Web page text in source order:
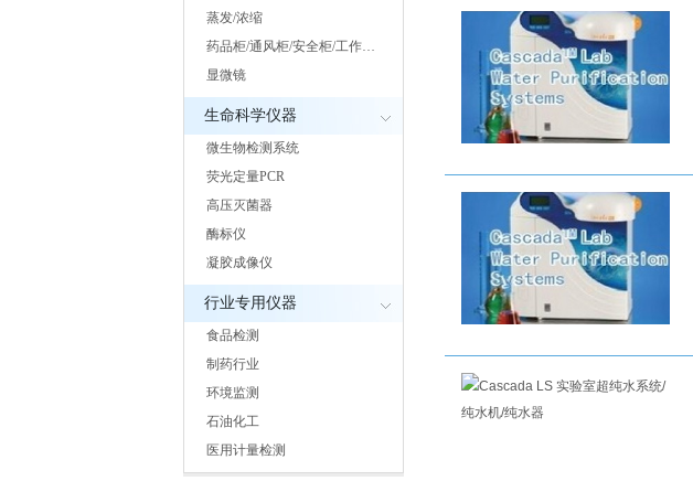
蒸发/浓缩
药品柜/通风柜/安全柜/工作…
显微镜
生命科学仪器
微生物检测系统
荧光定量PCR
高压灭菌器
酶标仪
凝胶成像仪
行业专用仪器
食品检测
制药行业
环境监测
石油化工
医用计量检测